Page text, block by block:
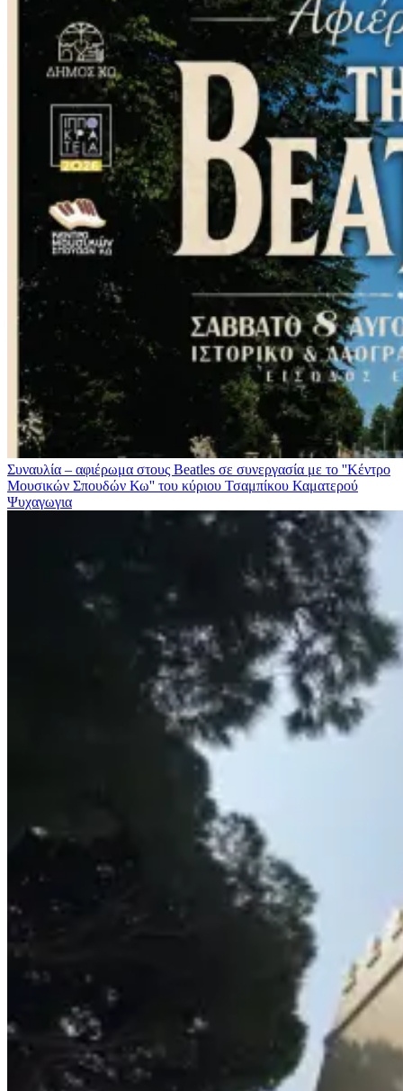
Συναυλία – αφιέρωμα στους Beatles σε συνεργασία με το ''Κέντρο
Μουσικών Σπουδών Κω'' του κύριου Τσαμπίκου Καματερού
Ψυχαγωγια